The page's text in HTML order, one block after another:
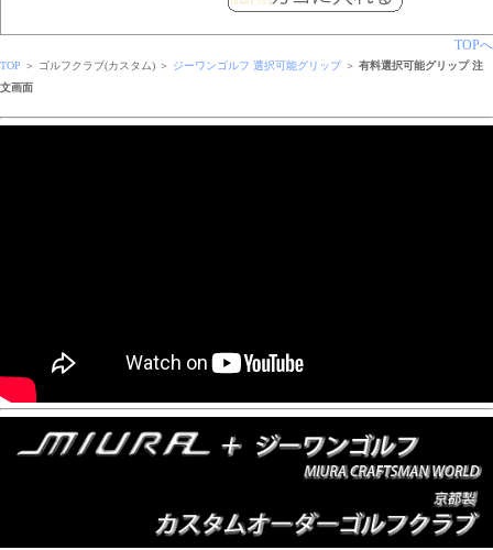
TOPへ
TOP ＞ ゴルフクラブ(カスタム) ＞ ジーワンゴルフ 選択可能グリップ ＞ 有料選択可能グリップ 注
文画面